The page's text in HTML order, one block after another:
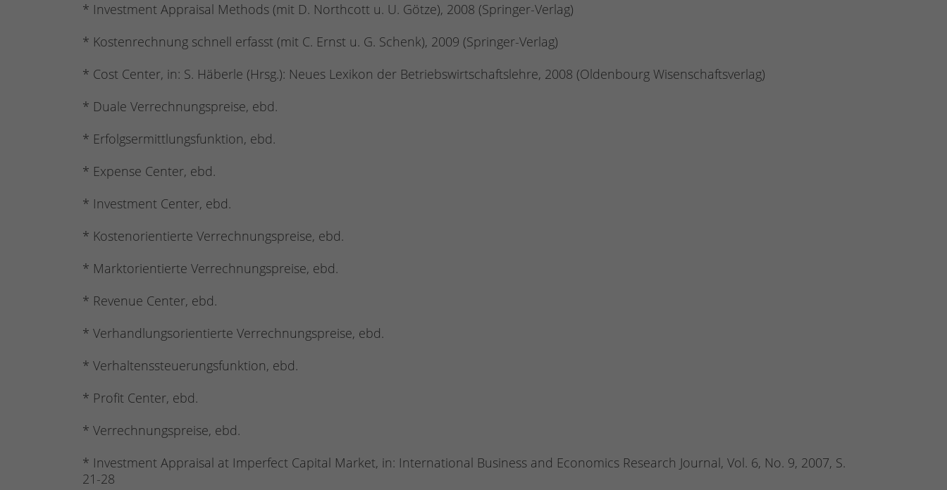
* Investment Appraisal Methods (mit D. Northcott u. U. Götze), 2008 (Springer-Verlag)
* Kostenrechnung schnell erfasst (mit C. Ernst u. G. Schenk), 2009 (Springer-Verlag)
* Cost Center, in: S. Häberle (Hrsg.): Neues Lexikon der Betriebswirtschaftslehre, 2008 (Oldenbourg Wisenschaftsverlag)
* Duale Verrechnungspreise, ebd.
* Erfolgsermittlungsfunktion, ebd.
* Expense Center, ebd.
* Investment Center, ebd.
* Kostenorientierte Verrechnungspreise, ebd.
* Marktorientierte Verrechnungspreise, ebd.
* Revenue Center, ebd.
* Verhandlungsorientierte Verrechnungspreise, ebd.
* Verhaltenssteuerungsfunktion, ebd.
* Profit Center, ebd.
* Verrechnungspreise, ebd.
* Investment Appraisal at Imperfect Capital Market, in: International Business and Economics Research Journal, Vol. 6, No. 9, 2007, S.
21-28